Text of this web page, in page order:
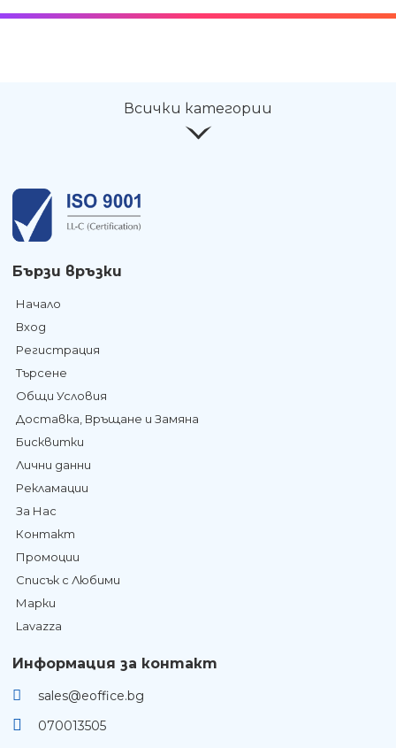
Всички категории
Бързи връзки
Начало
Вход
Регистрация
Търсене
Общи Условия
Доставка, Връщане и Замяна
Бисквитки
Лични данни
Рекламации
За Нас
Контакт
Промоции
Списък с Любими
Марки
Lavazza
Информация за контакт
sales@eoffice.bg
070013505